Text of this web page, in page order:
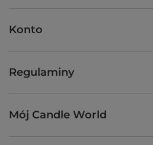
Konto
Regulaminy
Mój Candle World